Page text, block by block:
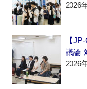
2026
【
議論‐
2026